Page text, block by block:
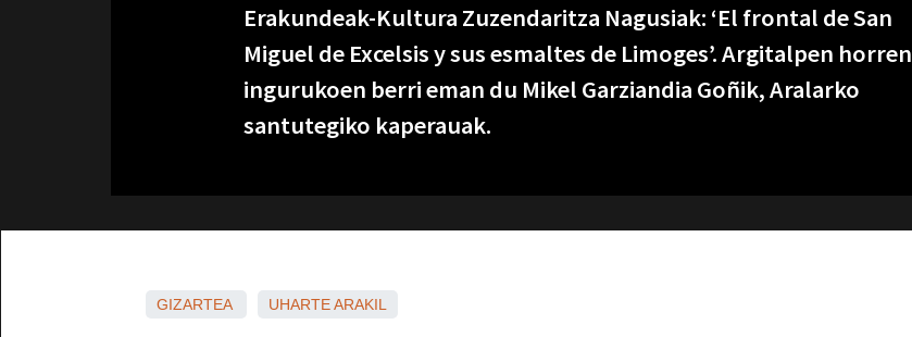
Erakundeak-Kultura Zuzendaritza Nagusiak: ‘El frontal de San
Miguel de Excelsis y sus esmaltes de Limoges’. Argitalpen horren
ingurukoen berri eman du Mikel Garziandia Goñik, Aralarko
santutegiko kaperauak.
GIZARTEA UHARTE ARAKIL